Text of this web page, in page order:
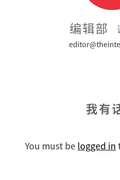
编辑部
我有
You must be logged in